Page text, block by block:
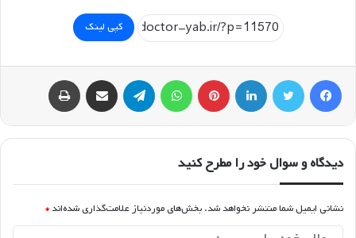
کپی لینک
فیسبوک توییتر لینکداین پینتریست تلگرام اشتراک گذاری با ایمیل
دیدگاه و سوال خود را مطرح کنید
نشانی ایمیل شما منتشر نخواهد شد. بخش‌های موردنیاز علامت‌گذاری شده‌اند *